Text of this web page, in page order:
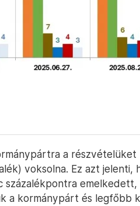
a részvételüket
voksolna. Ez azt jelenti,
százalékpontra
a kormánypárt és legfőbb